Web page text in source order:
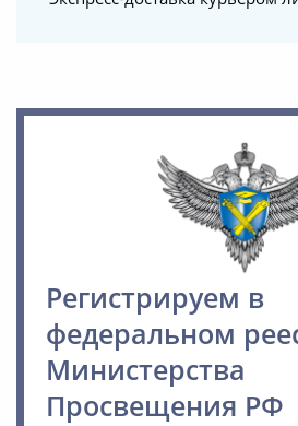
Регистрируем в
федеральном
Министерства
Просвещения РФ